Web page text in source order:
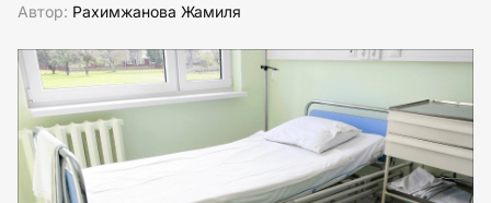
Автор: Рахимжанова Жамиля